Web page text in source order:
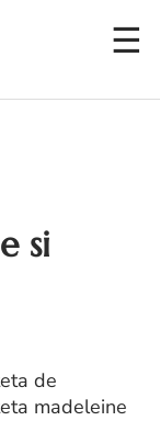
si
de
madeleine